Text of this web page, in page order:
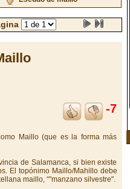
-7
Maillo (que es la forma más
de Salamanca, si bien existe
El topónimo Maillo/Mahillo debe
maillo, “"manzano silvestre".